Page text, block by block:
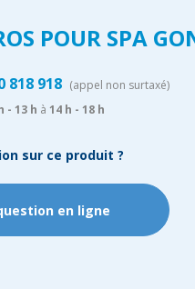
POUR SPA
818 918 (appel non surtaxé)
- 13 h à 14 h - 18 h
sur ce produit ?
en ligne